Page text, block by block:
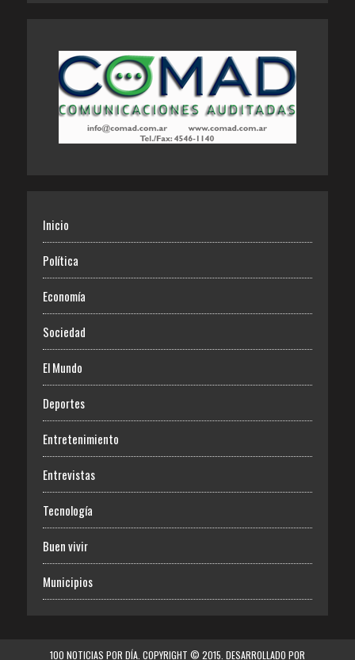
Inicio
Política
Economía
Sociedad
El Mundo
Deportes
Entretenimiento
Entrevistas
Tecnología
Buen vivir
Municipios
100 NOTICIAS POR DÍA. COPYRIGHT © 2015. DESARROLLADO POR